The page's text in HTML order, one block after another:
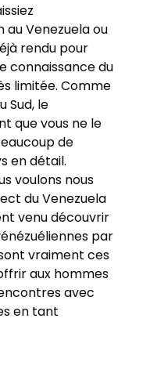
au Venezuela ou
rendu pour
connaissance du
limitée. Comme
Sud, le
que vous ne le
de
en détail.
voulons nous
du Venezuela
venu découvrir
par
vraiment ces
aux hommes
avec
en tant